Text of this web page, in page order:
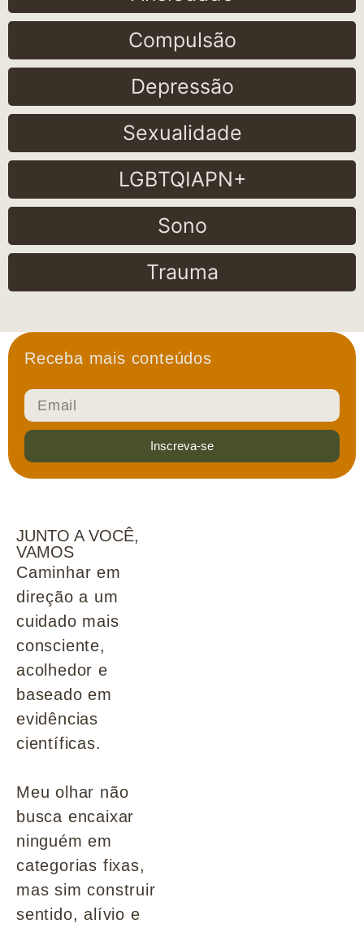
Compulsão
Depressão
Sexualidade
LGBTQIAPN+
Sono
Trauma
Receba mais conteúdos
Inscreva-se
JUNTO A VOCÊ,
VAMOS
Caminhar em
direção a um
cuidado mais
consciente,
acolhedor e
baseado em
evidências
científicas.
Meu olhar não
busca encaixar
ninguém em
categorias fixas,
mas sim construir
sentido, alívio e